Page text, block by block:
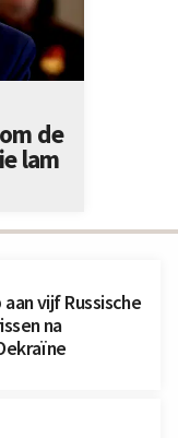
vijf Russische
na
de
lam